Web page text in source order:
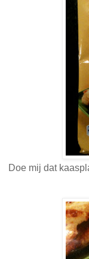
Doe mij dat